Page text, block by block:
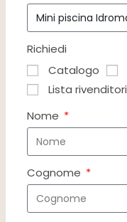
Richiedi
Catalogo
Lista rivenditori
Nome
Cognome